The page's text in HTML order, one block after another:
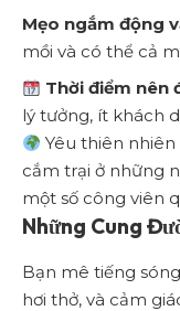
Mẹo ngắm động
mồi và có thể cả
Thời điểm nên
lý tưởng, ít khách
Yêu thiên
cắm trại ở những
một số công viên
Những Cung
Bạn mê tiếng
hơi thở, và cảm